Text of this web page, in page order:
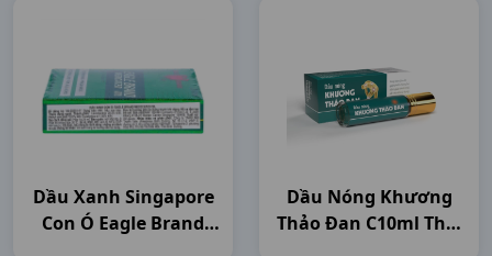
Dầu Xanh Singapore
Con Ó Eagle Brand
Dầu Nóng Khương
Thảo Đan C10ml Thái